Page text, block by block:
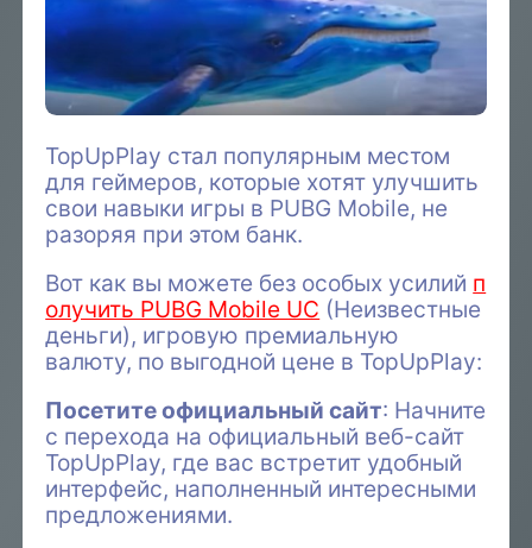
TopUpPlay стал популярным местом
для геймеров, которые хотят улучшить
свои навыки игры в PUBG Mobile, не
разоряя при этом банк.
Вот как вы можете без особых усилий п
олучить PUBG Mobile UC (Неизвестные
деньги), игровую премиальную
валюту, по выгодной цене в TopUpPlay:
Посетите официальный сайт: Начните
с перехода на официальный веб-сайт
TopUpPlay, где вас встретит удобный
интерфейс, наполненный интересными
предложениями.